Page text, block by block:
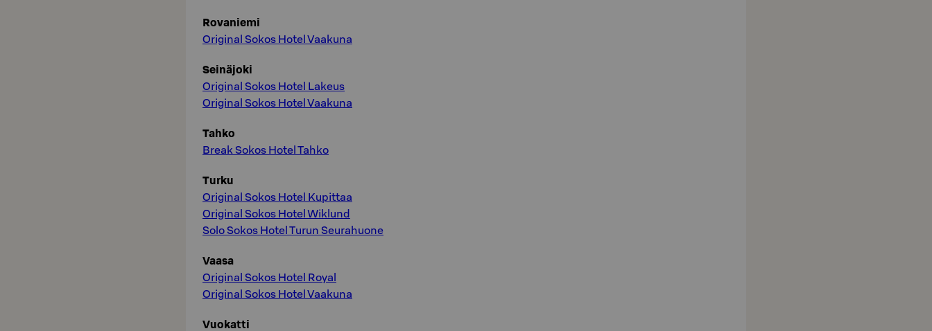
Rovaniemi
Original Sokos Hotel Vaakuna
Seinäjoki
Original Sokos Hotel Lakeus
Original Sokos Hotel Vaakuna
Tahko
Break Sokos Hotel Tahko
Turku
Original Sokos Hotel Kupittaa
Original Sokos Hotel Wiklund
Solo Sokos Hotel Turun Seurahuone
Vaasa
Original Sokos Hotel Royal
Original Sokos Hotel Vaakuna
Vuokatti